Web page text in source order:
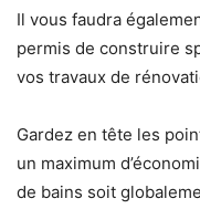
Il vous faudra
permis de construire
vos travaux de
Gardez en tête les
un maximum
de bains soit